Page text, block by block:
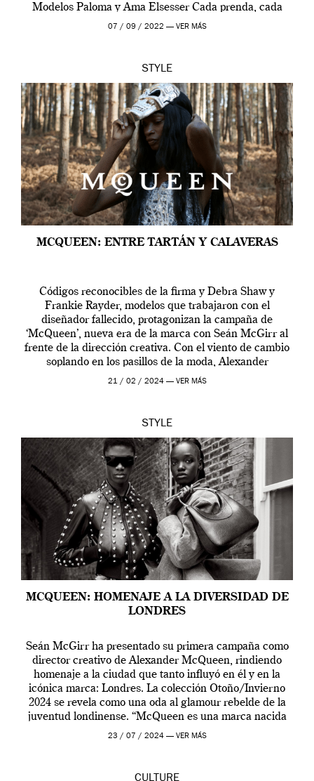
Modelos Paloma y Ama Elsesser Cada prenda, cada
outfit, cada momento, caracteriza […]
07 / 09 / 2022 — VER MÁS
STYLE
MCQUEEN: ENTRE TARTÁN Y CALAVERAS
Códigos reconocibles de la firma y Debra Shaw y
Frankie Rayder, modelos que trabajaron con el
diseñador fallecido, protagonizan la campaña de
‘McQueen’, nueva era de la marca con Seán McGirr al
frente de la dirección creativa. Con el viento de cambio
soplando en los pasillos de la moda, Alexander
McQueen se prepara para una […]
21 / 02 / 2024 — VER MÁS
STYLE
MCQUEEN: HOMENAJE A LA DIVERSIDAD DE
LONDRES
Seán McGirr ha presentado su primera campaña como
director creativo de Alexander McQueen, rindiendo
homenaje a la ciudad que tanto influyó en él y en la
icónica marca: Londres. La colección Otoño/Invierno
2024 se revela como una oda al glamour rebelde de la
juventud londinense. “McQueen es una marca nacida
en Londres y siempre ha […]
23 / 07 / 2024 — VER MÁS